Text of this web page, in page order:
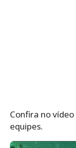
Confira no
equipes.